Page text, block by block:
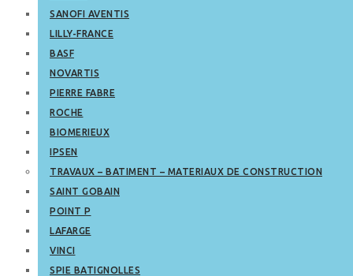
SANOFI AVENTIS
LILLY-FRANCE
BASF
NOVARTIS
PIERRE FABRE
ROCHE
BIOMERIEUX
IPSEN
TRAVAUX – BATIMENT – MATERIAUX DE CONSTRUCTION
SAINT GOBAIN
POINT P
LAFARGE
VINCI
SPIE BATIGNOLLES